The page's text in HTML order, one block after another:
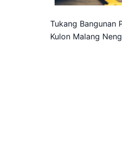
Tukang Bangunan
Kulon Malang